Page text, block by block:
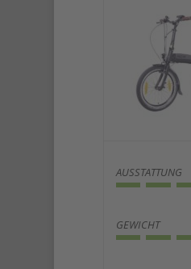
AUSSTATTUNG
GEWICHT